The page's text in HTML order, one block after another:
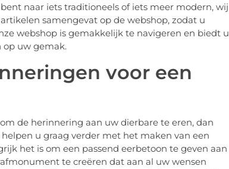
naar iets traditioneels of iets meer modern, wij
samengevat op de webshop, zodat u
webshop is gemakkelijk te navigeren en biedt u
uw gemak.
voor een
de herinnering aan uw dierbare te eren, dan
u graag verder met het maken van een
het is om een passend eerbetoon te geven aan
te creëren dat aan al uw wensen